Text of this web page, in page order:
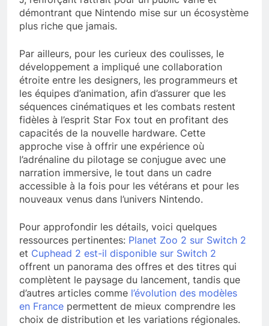
démontrant que Nintendo mise sur un écosystème
plus riche que jamais.
Par ailleurs, pour les curieux des coulisses, le
développement a impliqué une collaboration
étroite entre les designers, les programmeurs et
les équipes d’animation, afin d’assurer que les
séquences cinématiques et les combats restent
fidèles à l’esprit Star Fox tout en profitant des
capacités de la nouvelle hardware. Cette
approche vise à offrir une expérience où
l’adrénaline du pilotage se conjugue avec une
narration immersive, le tout dans un cadre
accessible à la fois pour les vétérans et pour les
nouveaux venus dans l’univers Nintendo.
Pour approfondir les détails, voici quelques
ressources pertinentes: Planet Zoo 2 sur Switch 2
et Cuphead 2 est-il disponible sur Switch 2
offrent un panorama des offres et des titres qui
complètent le paysage du lancement, tandis que
d’autres articles comme l’évolution des modèles
en France permettent de mieux comprendre les
choix de distribution et les variations régionales.